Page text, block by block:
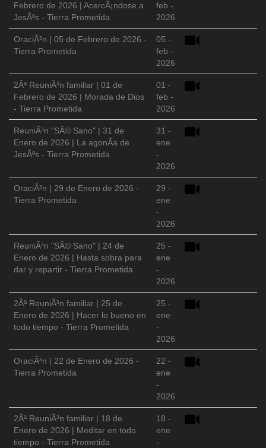
Febrero de 2026 | AcercÃ¡ndose a
JesÃºs - Tierra Prometida
feb -
2026
OraciÃ³n | 05 de Febrero de 2026 -
Tierra Prometida
05 -
feb -
2026
2Âª ReuniÃ³n familiar | 01 de
Febrero de 2026 | Morada de Dios
- Tierra Prometida
01 -
feb -
2026
ReuniÃ³n "SÃ© Sano" | 31 de
Enero de 2026 | La agonÃ­a de
JesÃºs - Tierra Prometida
31 -
ene
-
2026
OraciÃ³n | 29 de Enero de 2026 -
Tierra Prometida
29 -
ene
-
2026
ReuniÃ³n "SÃ© Sano" | 24 de
Enero de 2026 | Hasta sobra para
dar y repartir - Tierra Prometida
25 -
ene
-
2026
2Âª ReuniÃ³n familiar | 25 de
Enero de 2026 | Hacer lo bueno en
todo tiempo - Tierra Prometida
25 -
ene
-
2026
OraciÃ³n | 22 de Enero de 2026 -
Tierra Prometida
22 -
ene
-
2026
2Âª ReuniÃ³n familiar | 18 de
Enero de 2026 | Meditar en todo
tiempo - Tierra Prometida
18 -
ene
-